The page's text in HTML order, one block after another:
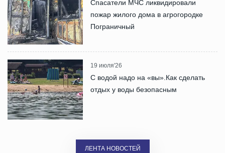
Спасатели МЧС ликвидировали
пожар жилого дома в агрогородке
Пограничный
19 июля'26
С водой надо на «вы».Как сделать
отдых у воды безопасным
ЛЕНТА НОВОСТЕЙ